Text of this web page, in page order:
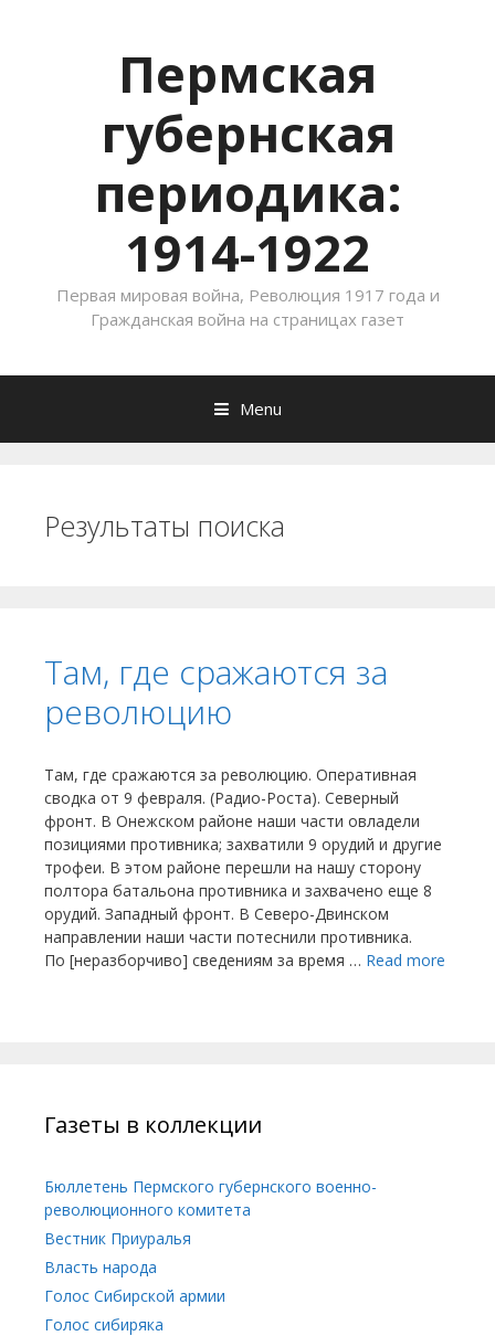
Пермская
губернская
периодика:
1914-1922
Первая мировая война, Революция 1917 года и
Гражданская война на страницах газет
Menu
Результаты поиска
Там, где сражаются за
революцию
Там, где сражаются за революцию. Оперативная
сводка от 9 февраля. (Радио-Роста). Северный
фронт. В Онежском районе наши части овладели
позициями противника; захватили 9 орудий и другие
трофеи. В этом районе перешли на нашу сторону
полтора батальона противника и захвачено еще 8
орудий. Западный фронт. В Северо-Двинском
направлении наши части потеснили противника.
По [неразборчиво] сведениям за время … Read more
Газеты в коллекции
Бюллетень Пермского губернского военно-
революционного комитета
Вестник Приуралья
Власть народа
Голос Сибирской армии
Голос сибиряка